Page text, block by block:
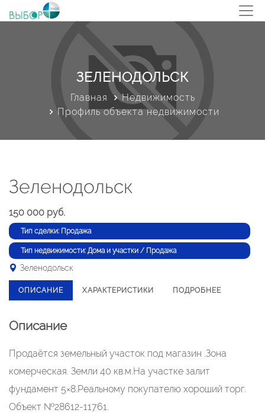
ЗЕЛЕНОДОЛЬСК
Главная
Недвижимость
Профиль объекта недвижимости
Зеленодольск
150 000 руб.
Тип сделки: Продажа
Тип недвижимости: Дома и участки / Продажа
Зеленодольск
ОПИСАНИЕ ХАРАКТЕРИСТИКИ ПОДРОБНЕЕ
Описание
Продаётся земельный участок под магазин .Зона
комерческая. Земли 40 кв.м.На участке залит
фундамент 5×8.Реальному покупателю хороший торг.
Объект №28612-11761.